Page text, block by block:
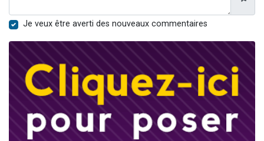
Je veux être averti des nouveaux commentaires